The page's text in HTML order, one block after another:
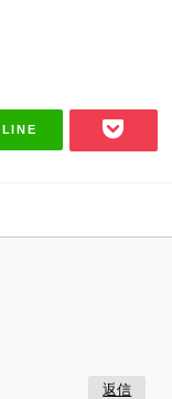
LINE
返信